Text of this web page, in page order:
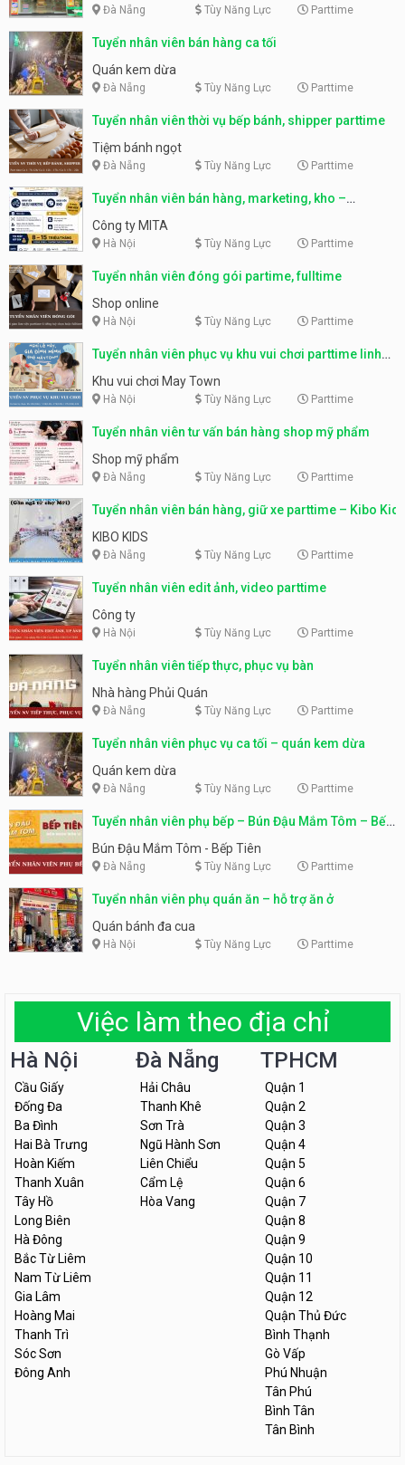
Đà Nẵng Tùy Năng Lực Parttime
Tuyển nhân viên bán hàng ca tối
Quán kem dừa
Đà Nẵng Tùy Năng Lực Parttime
Tuyển nhân viên thời vụ bếp bánh, shipper parttime
Tiệm bánh ngọt
Đà Nẵng Tùy Năng Lực Parttime
Tuyển nhân viên bán hàng, marketing, kho –
parttime, fulltime
Công ty MITA
Hà Nội Tùy Năng Lực Parttime
Tuyển nhân viên đóng gói partime, fulltime
Shop online
Hà Nội Tùy Năng Lực Parttime
Tuyển nhân viên phục vụ khu vui chơi parttime linh
động
Khu vui chơi May Town
Hà Nội Tùy Năng Lực Parttime
Tuyển nhân viên tư vấn bán hàng shop mỹ phẩm
Shop mỹ phẩm
Đà Nẵng Tùy Năng Lực Parttime
Tuyển nhân viên bán hàng, giữ xe parttime – Kibo Kid
KIBO KIDS
Đà Nẵng Tùy Năng Lực Parttime
Tuyển nhân viên edit ảnh, video parttime
Công ty
Hà Nội Tùy Năng Lực Parttime
Tuyển nhân viên tiếp thực, phục vụ bàn
Nhà hàng Phủi Quán
Đà Nẵng Tùy Năng Lực Parttime
Tuyển nhân viên phục vụ ca tối – quán kem dừa
Quán kem dừa
Đà Nẵng Tùy Năng Lực Parttime
Tuyển nhân viên phụ bếp – Bún Đậu Mắm Tôm – Bếp
Tiên
Bún Đậu Mắm Tôm - Bếp Tiên
Đà Nẵng Tùy Năng Lực Parttime
Tuyển nhân viên phụ quán ăn – hỗ trợ ăn ở
Quán bánh đa cua
Hà Nội Tùy Năng Lực Parttime
Việc làm theo địa chỉ
Hà Nội
Cầu Giấy
Đống Đa
Ba Đình
Hai Bà Trưng
Hoàn Kiếm
Thanh Xuân
Tây Hồ
Long Biên
Hà Đông
Bắc Từ Liêm
Nam Từ Liêm
Gia Lâm
Hoàng Mai
Thanh Trì
Sóc Sơn
Đông Anh
Đà Nẵng
Hải Châu
Thanh Khê
Sơn Trà
Ngũ Hành Sơn
Liên Chiểu
Cẩm Lệ
Hòa Vang
TPHCM
Quận 1
Quận 2
Quận 3
Quận 4
Quận 5
Quận 6
Quận 7
Quận 8
Quận 9
Quận 10
Quận 11
Quận 12
Quận Thủ Đức
Bình Thạnh
Gò Vấp
Phú Nhuận
Tân Phú
Bình Tân
Tân Bình